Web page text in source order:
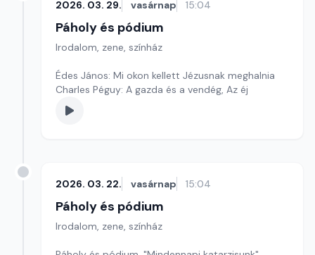
2026. 03. 29. vasárnap 15:04
Páholy és pódium
Irodalom, zene, színház
Édes János: Mi okon kellett Jézusnak meghalnia
Charles Péguy: A gazda és a vendég, Az éj
2026. 03. 22. vasárnap 15:04
Páholy és pódium
Irodalom, zene, színház